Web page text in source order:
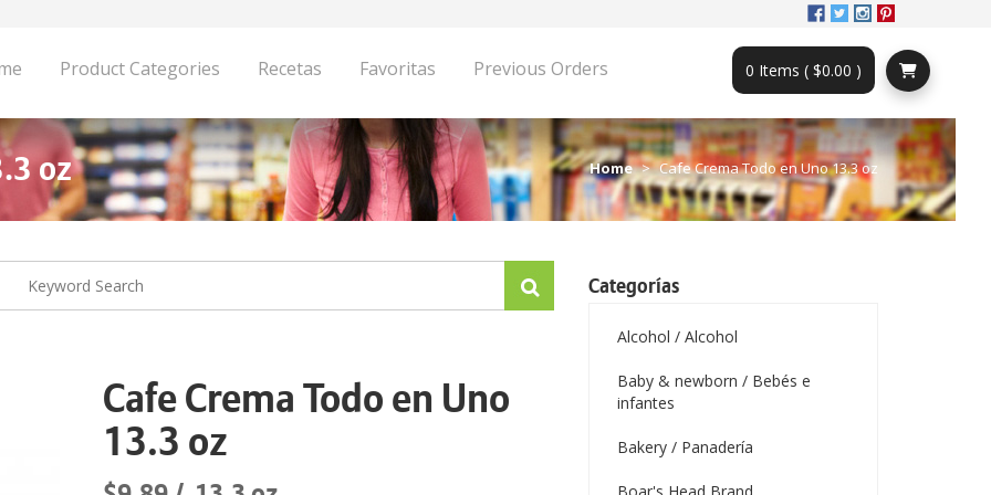
Product Categories Recetas Favoritas Previous Orders 0 Items ( $0.00 )
oz Home Cafe Crema Todo en Uno 13.3 oz
Cafe Crema Todo en Uno
13.3 oz
Categorías
Alcohol / Alcohol
Baby & newborn / Bebés e
infantes
Bakery / Panadería